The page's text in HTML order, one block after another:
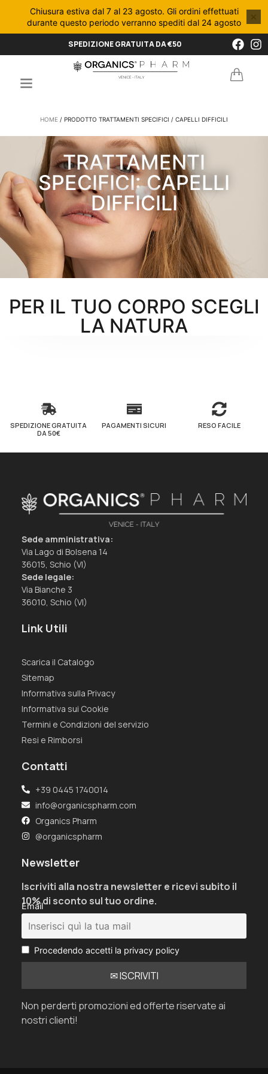
Chiusura estiva dal 7 al 23 agosto. Gli ordini effettuati
durante questo periodo verranno spediti dal 24 agosto
×
SPEDIZIONE GRATUITA DA €50
HOME / PRODOTTO TRATTAMENTI SPECIFICI / CAPELLI DIFFICILI
TRATTAMENTI
SPECIFICI: CAPELLI
DIFFICILI
PER IL TUO CORPO SCEGLI
LA NATURA
SPEDIZIONE GRATUITA
DA 50€
PAGAMENTI SICURI RESO FACILE
Sede amministrativa:
Via Lago di Bolsena 14
36015, Schio (VI)
Sede legale:
Via Bianche 3
36010, Schio (VI)
Link Utili
Scarica il Catalogo
Sitemap
Informativa sulla Privacy
Informativa sui Cookie
Termini e Condizioni del servizio
Resi e Rimborsi
Contatti
+39 0445 1740014
info@organicspharm.com
Organics Pharm
@organicspharm
Newsletter
Iscriviti alla nostra newsletter e ricevi subito il
10% di sconto sul tuo ordine.
Email
Procedendo accetti la privacy policy
Non perderti promozioni ed offerte riservate ai
nostri clienti!